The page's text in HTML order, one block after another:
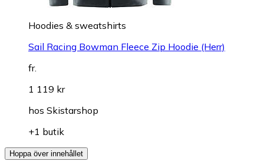
Hoodies & sweatshirts
Sail Racing Bowman Fleece Zip Hoodie (Herr)
fr.
1 119 kr
hos Skistarshop
+1 butik
Hoppa över innehållet